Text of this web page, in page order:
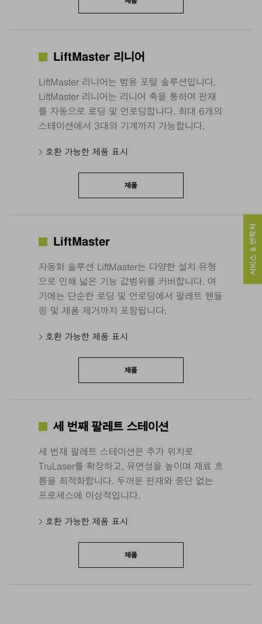
LiftMaster 리니어
LiftMaster 리니어는 범용 포털 솔루션입니다.
LiftMaster 리니어는 리니어 축을 통하여 판재
를 자동으로 로딩 및 언로딩합니다. 최대 6개의
스테이션에서 3대의 기계까지 가능합니다.
호환 가능한 제품 표시
제품
LiftMaster
자동화 솔루션 LiftMaster는 다양한 설치 유형
으로 인해 넓은 기능 값범위를 커버합니다. 여
기에는 단순한 로딩 및 언로딩에서 팔레트 핸들
링 및 제품 제거까지 포함됩니다.
호환 가능한 제품 표시
제품
세 번째 팔레트 스테이션
세 번재 팔레트 스테이션은 추가 위치로
TruLaser를 확장하고, 유연성을 높이며 재료 흐
름을 최적화합니다. 두꺼운 판재와 중단 없는
프로세스에 이상적입니다.
호환 가능한 제품 표시
제품
서비스 & 연락처